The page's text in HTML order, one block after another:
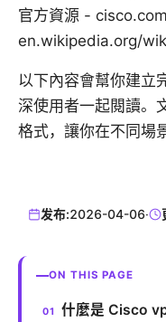
官方資源 -
en.wikipedia.org/
以下內容會幫你建立
深使用者一起閱讀。
格式，讓你在不同場
发布:2026-04-06·
ON THIS PAGE
什麼是 Cisco